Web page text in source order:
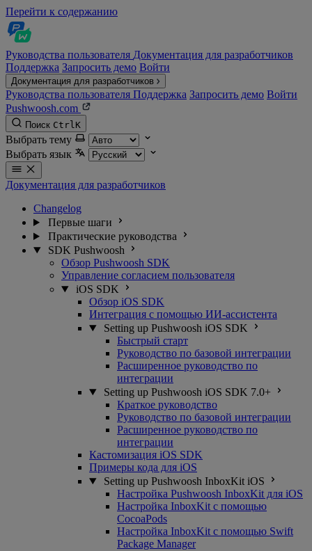
Перейти к содержанию
Руководства пользователя Документация для разработчиков
Поддержка Запросить демо Войти
Документация для разработчиков
Руководства пользователя Поддержка Запросить демо Войти
Pushwoosh.com
Поиск CtrlK
Выбрать тему
Выбрать язык
Документация для разработчиков
Changelog
Первые шаги
Практические руководства
SDK Pushwoosh
Обзор Pushwoosh SDK
Управление согласием пользователя
iOS SDK
Обзор iOS SDK
Интеграция с помощью ИИ-ассистента
Setting up Pushwoosh iOS SDK
Быстрый старт
Руководство по базовой интеграции
Расширенное руководство по
интеграции
Setting up Pushwoosh iOS SDK 7.0+
Краткое руководство
Руководство по базовой интеграции
Расширенное руководство по
интеграции
Кастомизация iOS SDK
Примеры кода для iOS
Setting up Pushwoosh InboxKit iOS
Настройка Pushwoosh InboxKit для iOS
Настройка InboxKit с помощью
CocoaPods
Настройка InboxKit с помощью Swift
Package Manager